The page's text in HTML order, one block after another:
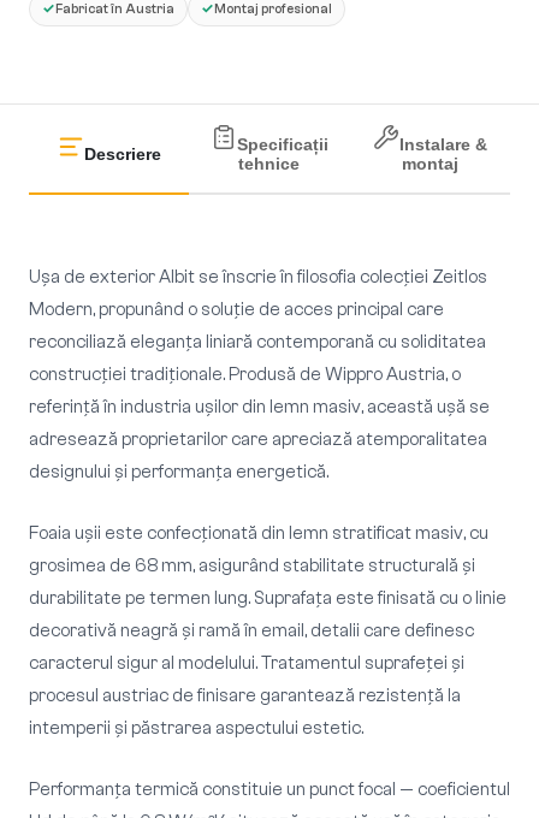
✓ Fabricat în Austria ✓ Montaj profesional
Descriere
Specificații
tehnice
Instalare &
montaj
Ușa de exterior Albit se înscrie în filosofia colecției Zeitlos
Modern, propunând o soluție de acces principal care
reconciliază eleganța liniară contemporană cu soliditatea
construcției tradiționale. Produsă de Wippro Austria, o
referință în industria ușilor din lemn masiv, această ușă se
adresează proprietarilor care apreciază atemporalitatea
designului și performanța energetică.
Foaia ușii este confecționată din lemn stratificat masiv, cu
grosimea de 68 mm, asigurând stabilitate structurală și
durabilitate pe termen lung. Suprafața este finisată cu o linie
decorativă neagră și ramă în email, detalii care definesc
caracterul sigur al modelului. Tratamentul suprafeței și
procesul austriac de finisare garantează rezistență la
intemperii și păstrarea aspectului estetic.
Performanța termică constituie un punct focal — coeficientul